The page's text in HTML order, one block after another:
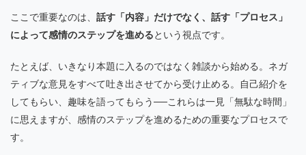
ここで重要なのは、 話す「内容」だけでなく、話す「プロセス」
によって感情のステップを進めるという視点です。
たとえば、いきなり本題に入るのではなく雑談から始める。ネガ
ティブな意見をすべて吐き出させてから受け止める。自己紹介を
してもらい、趣味を語ってもらう──これらは一見「無駄な時間」
に思えますが、感情のステップを進めるための重要なプロセスで
す。